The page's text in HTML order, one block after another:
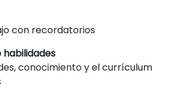
con recordatorios
conocimiento y el currículum